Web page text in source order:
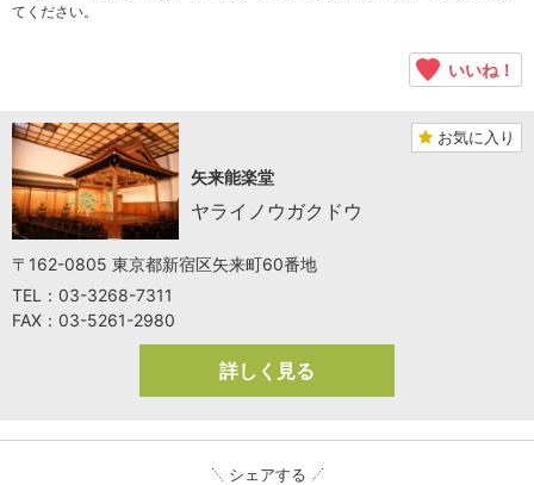
てください。
いいね！
お気に入り
矢来能楽堂
ヤライノウガクドウ
〒162-0805 東京都新宿区矢来町60番地
TEL：03-3268-7311
FAX：03-5261-2980
詳しく見る
シェアする